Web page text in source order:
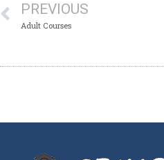
PREVIOUS
Adult Courses